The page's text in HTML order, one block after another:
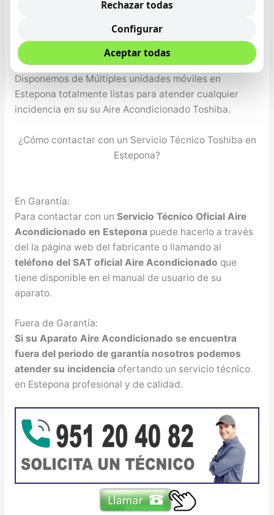
Nuestro servicio técnico es solamente un servicio a
domicilio. No disponemos de local físico en Estepona.
Disponemos de Múltiples unidades móviles en
Estepona totalmente listas para atender cualquier
incidencia en su su Aire Acondicionado Toshiba.
¿Cómo contactar con un Servicio Técnico Toshiba en
Estepona?
En Garantía:
Para contactar con un Servicio Técnico Oficial Aire
Acondicionado en Estepona puede hacerlo a través
del la página web del fabricante o llamando al
teléfono del SAT oficial Aire Acondicionado que
tiene disponible en el manual de usuario de su
aparato.
Fuera de Garantía:
Si su Aparato Aire Acondicionado se encuentra
fuera del periodo de garantía nosotros podemos
atender su incidencia ofertando un servicio técnico
en Estepona profesional y de calidad.
Rechazar todas
Configurar
Aceptar todas